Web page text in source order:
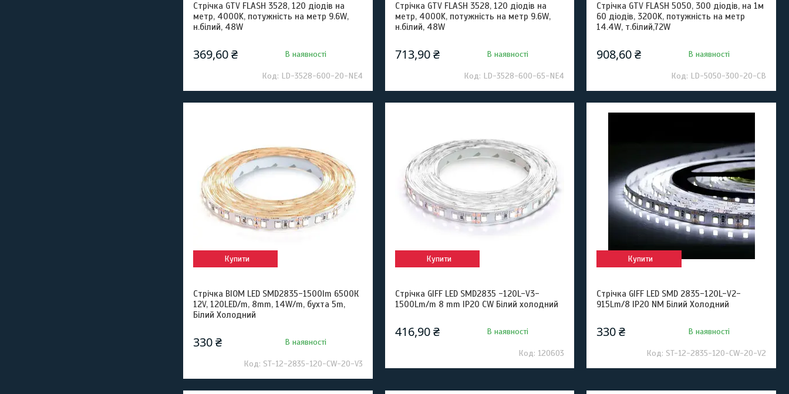
Стрічка GTV FLASH 3528, 120 діодів на
метр, 4000K, потужність на метр 9.6W,
н.білий, 48W
369,60 ₴ В наявності
LD-3528-600-20-NE4
Стрічка GTV FLASH 3528, 120 діодів на
метр, 4000K, потужність на метр 9.6W,
н.білий, 48W
713,90 ₴ В наявності
LD-3528-600-65-NE4
Стрічка GTV FLASH 5050, 300 діодів, на 1м
60 діодів, 3200K, потужність на метр
14.4W, т.білий,72W
908,60 ₴ В наявності
LD-5050-300-20-CB
Купити
Стрічка BIOM LED SMD2835-1500lm 6500К
12V, 120LED/m, 8mm, 14W/m, бухта 5m,
Білий Холодний
330 ₴ В наявності
ST-12-2835-120-CW-20-V3
Купити
Стрічка GIFF LED SMD2835 -120L-V3-
1500Lm/m 8 mm IP20 CW Білий холодний
416,90 ₴ В наявності
120603
Купити
Стрічка GIFF LED SMD 2835-120L-V2-
915Lm/8 IP20 NM Білий Холодний
330 ₴ В наявності
ST-12-2835-120-CW-20-V2